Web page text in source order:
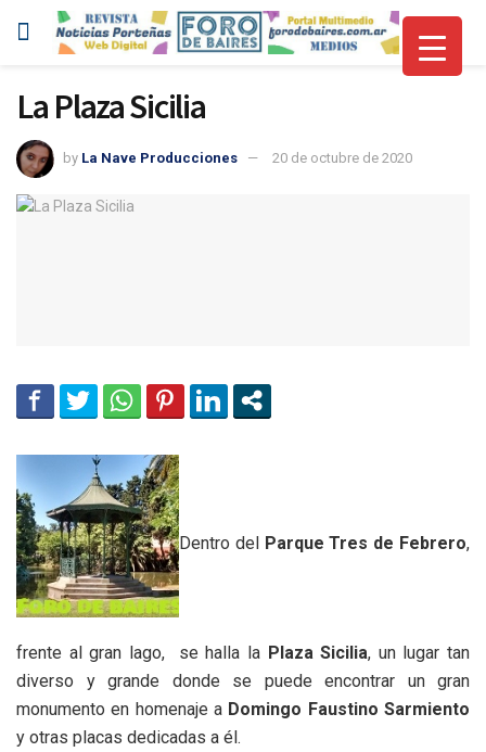
La Plaza Sicilia
by La Nave Producciones 20 de octubre de 2020
Dentro del Parque Tres de Febrero,
frente al gran lago, se halla la Plaza Sicilia, un lugar tan
diverso y grande donde se puede encontrar un gran
monumento en homenaje a Domingo Faustino Sarmiento
y otras placas dedicadas a él.